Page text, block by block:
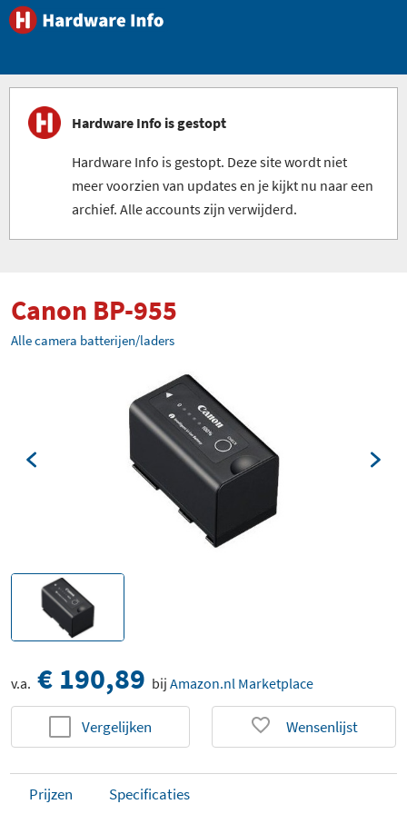
Hardware Info is gestopt
Hardware Info is gestopt. Deze site wordt niet
meer voorzien van updates en je kijkt nu naar een
archief. Alle accounts zijn verwijderd.
Canon BP-955
Alle camera batterijen/laders
v.a. € 190,89 bij Amazon.nl Marketplace
Vergelijken Wensenlijst
Prijzen Specificaties